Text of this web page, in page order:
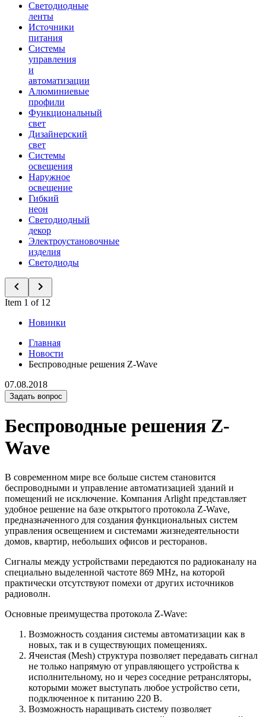
Светодиодные
ленты
Источники
питания
Системы
управления
и
автоматизации
Алюминиевые
профили
Функциональный
свет
Дизайнерский
свет
Системы
освещения
Наружное
освещение
Гибкий
неон
Светодиодный
декор
Электроустановочные
изделия
Светодиоды
Item 1 of 12
Новинки
Главная
Новости
Беспроводные решения Z-Wave
07.08.2018
Задать вопрос
Беспроводные решения Z-
Wave
В современном мире все больше систем становится
беспроводными и управление автоматизацией зданий и
помещений не исключение. Компания Arlight представляет
удобное решение на базе открытого протокола Z-Wave,
предназначенного для создания функциональных систем
управления освещением и системами жизнедеятельности
домов, квартир, небольших офисов и ресторанов.
Сигналы между устройствами передаются по радиоканалу на
специально выделенной частоте 869 MHz, на которой
практически отсутствуют помехи от других источников
радиоволн.
Основные преимущества протокола Z-Wave:
Возможность создания системы автоматизации как в
новых, так и в существующих помещениях.
Ячеистая (Mesh) структура позволяет передавать сигнал
не только напрямую от управляющего устройства к
исполнительному, но и через соседние ретрансляторы,
которыми может выступать любое устройство сети,
подключенное к питанию 220 В.
Возможность наращивать систему позволяет